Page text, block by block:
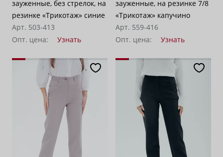
зауженные, без стрелок, на
резинке «Трикотаж» синие
Арт. 503-413
Опт. цена:
Узнать
зауженные, на резинке 7/8
«Трикотаж» капучино
Арт. 559-416
Опт. цена:
Узнать